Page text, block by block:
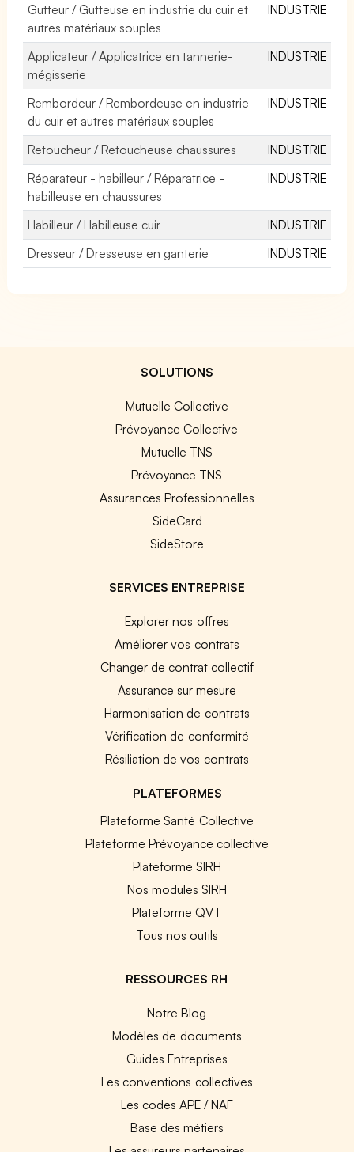
Gutteur / Gutteuse en industrie du cuir et
autres matériaux souples
INDUSTRIE
Applicateur / Applicatrice en tannerie-
mégisserie
INDUSTRIE
Rembordeur / Rembordeuse en industrie
du cuir et autres matériaux souples
INDUSTRIE
Retoucheur / Retoucheuse chaussures
INDUSTRIE
Réparateur - habilleur / Réparatrice -
habilleuse en chaussures
INDUSTRIE
Habilleur / Habilleuse cuir
INDUSTRIE
Dresseur / Dresseuse en ganterie
INDUSTRIE
SOLUTIONS
Mutuelle Collective
Prévoyance Collective
Mutuelle TNS
Prévoyance TNS
Assurances Professionnelles
SideCard
SideStore
SERVICES ENTREPRISE
Explorer nos offres
Améliorer vos contrats
Changer de contrat collectif
Assurance sur mesure
Harmonisation de contrats
Vérification de conformité
Résiliation de vos contrats
PLATEFORMES
Plateforme Santé Collective
Plateforme Prévoyance collective
Plateforme SIRH
Nos modules SIRH
Plateforme QVT
Tous nos outils
RESSOURCES RH
Notre Blog
Modèles de documents
Guides Entreprises
Les conventions collectives
Les codes APE / NAF
Base des métiers